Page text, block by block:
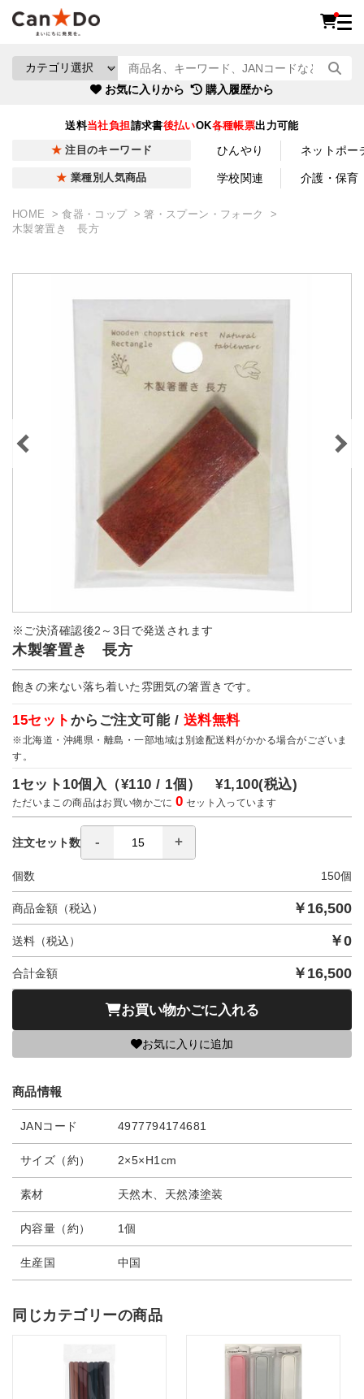
お気に入りから 購入履歴から
送料当社負担請求書後払いOK各種帳票出力可能
注目のキーワード ひんやり ネットポー
業種別人気商品 学校関連 介護・保育
HOME 食器・コップ
箸・スプーン・フォーク
木製箸置き 長方
※ご決済確認後2～3日で発送されます
木製箸置き 長方
飽きの来ない落ち着いた雰囲気の箸置きです。
15セット からご注文可能 / 送料無料
※北海道・沖縄県・離島・一部地域は別途配送料がかかる場合がございま
す。
1セット10個入（¥110 / 1個）¥1,100(税込)
ただいまこの商品はお買い物かごに0 セット入っています
注文セット数
個数 150個
商品金額（税込） ￥ 16,500
送料（税込） ￥0
合計金額 ￥ 16,500
お買い物かごに入れる
お気に入りに追加
商品情報
JANコード 4977794174681
サイズ（約） 2×5×H1cm
素材 天然木、天然漆塗装
内容量（約） 1個
生産国 中国
同じカテゴリーの商品